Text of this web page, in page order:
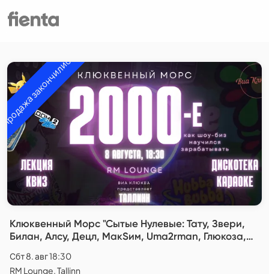
закончились
Клюквенный Морс "Сытые Нулевые: Тату, Звери,
Билан, Алсу, Децл, МакSим, Uma2rman, Глюкоза,
Сбт 8. авг 18:30
RM Lounge, Tallinn